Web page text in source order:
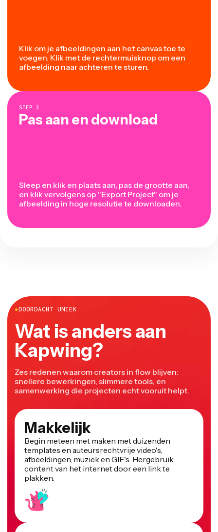
Klik om je afbeeldingen aan het canvas toe te
voegen. Klik met de rechtermuisknop om een
afbeelding naar achteren te sturen.
STEP 3
Pas aan en download
Sleep en klik en plaats aan, pas de grootte aan,
en klik vervolgens op "Export Project" om je
afbeelding in hoge resolutie te downloaden.
●DOORDACHT UNIEK
Wat is anders aan
Kapwing?
Zes redenen waarom creators in flow blijven:
snellere bewerkingen, slimmere tools, en
samenwerking die projecten echt vooruit helpt.
Makkelijk
Begin meteen met maken met duizenden
templates en auteursrechtvrije video's,
afbeeldingen, muziek en GIF's. Hergebruik
content van het internet door een link te
plakken.